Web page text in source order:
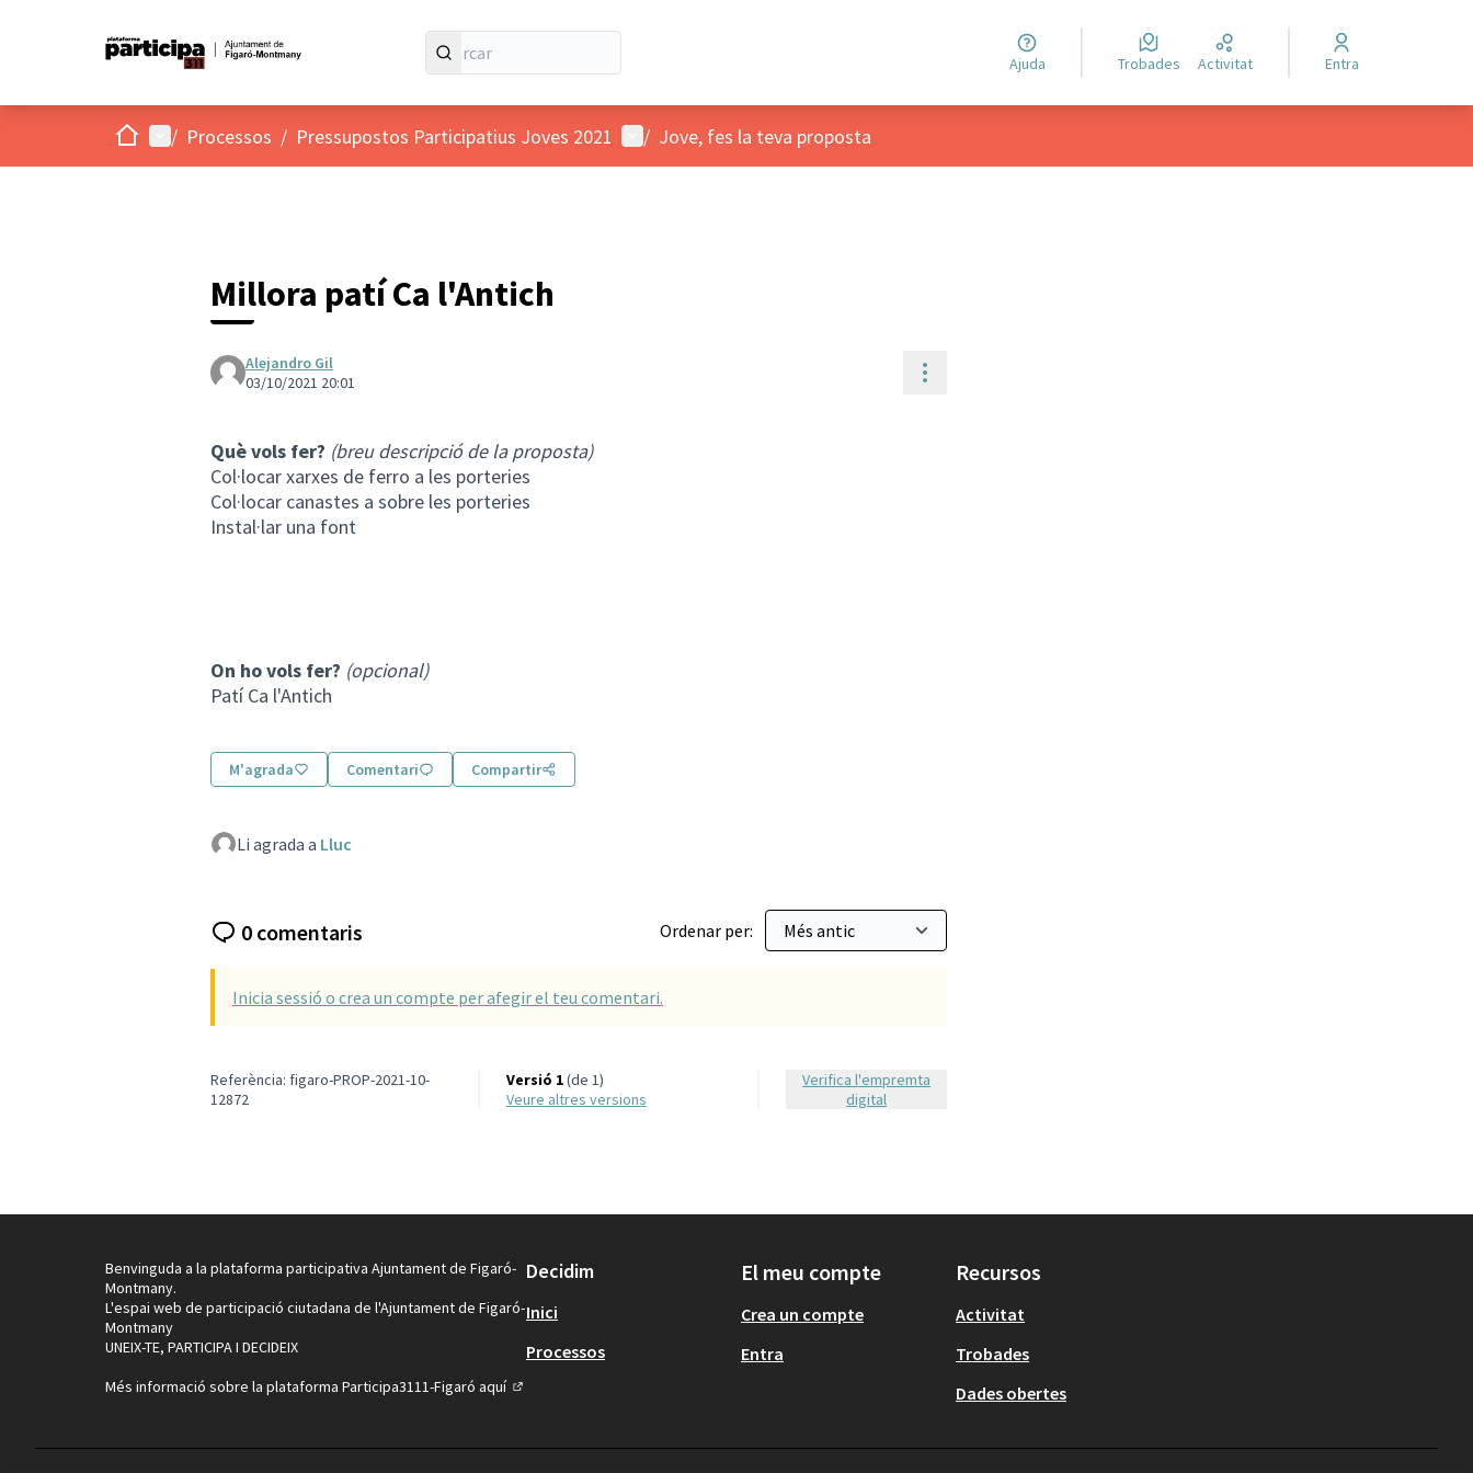
Ajuda Trobades Activitat Entra
Inici Menú principal
/ Processos / Pressupostos Participatius Joves 2021 Menú d'usuari
/ Jove, fes la teva proposta
Millora patí Ca l'Antich
Alejandro Gil
03/10/2021 20:01
Controls de recursos
Què vols fer? (breu descripció de la proposta)
Col·locar xarxes de ferro a les porteries
Col·locar canastes a sobre les porteries
Instal·lar una font
On ho vols fer? (opcional)
Patí Ca l'Antich
M'agrada Comentari Compartir
Li agrada a Lluc
0 comentaris Ordenar per:
Inicia sessió o crea un compte per afegir el teu comentari.
Referència: figaro-PROP-2021-10-
12872
Versió 1(de 1)
veure altres versions
Verifica l'empremta
digital
Benvinguda a la plataforma participativa Ajuntament de Figaró-
Montmany.
L'espai web de participació ciutadana de l'Ajuntament de Figaró-
Montmany
UNEIX-TE, PARTICIPA I DECIDEIX
Més informació sobre la plataforma Participa3111-Figaró aquí
Decidim
Inici
Processos
El meu compte
Crea un compte
Entra
Recursos
Activitat
Trobades
Dades obertes